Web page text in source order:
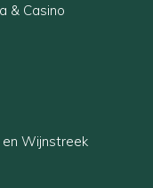
& Casino
en Wijnstreek